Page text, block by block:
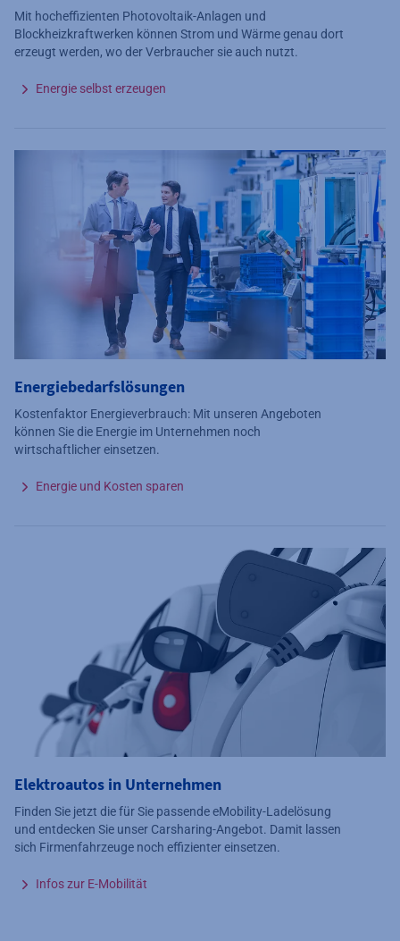
Mit hocheffizienten Photovoltaik-Anlagen und
Blockheizkraftwerken können Strom und Wärme genau dort
erzeugt werden, wo der Verbraucher sie auch nutzt.
Energie selbst erzeugen
Energiebedarfs­lösungen
Kostenfaktor Energieverbrauch: Mit unseren Angeboten
können Sie die Energie im Unternehmen noch
wirtschaftlicher einsetzen.
Energie und Kosten sparen
Elektroautos in Unternehmen
Finden Sie jetzt die für Sie passende eMobility-Ladelösung
und entdecken Sie unser Carsharing-Angebot. Damit lassen
sich Firmenfahrzeuge noch effizienter einsetzen.
Infos zur E-Mobilität